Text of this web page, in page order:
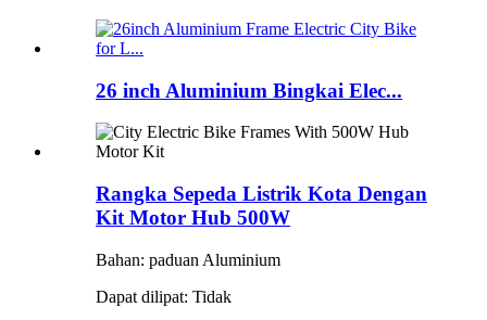
26 inch Aluminium Bingkai Elec...
Rangka Sepeda Listrik Kota Dengan
Kit Motor Hub 500W
Bahan: paduan Aluminium
Dapat dilipat: Tidak